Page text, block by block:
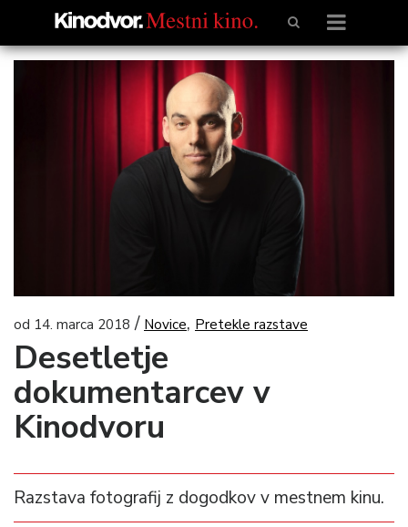
od 14. marca 2018 / Novice, Pretekle razstave
Desetletje
dokumentarcev v
Kinodvoru
Razstava fotografij z dogodkov v mestnem kinu.